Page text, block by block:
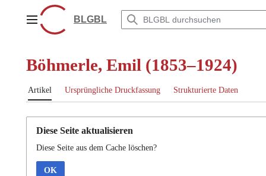
springenHauptmenüBLGBL
Böhmerle, Emil (1853–1924)
Artikel Ursprüngliche Druckfassung Strukturierte Daten
Diese Seite aktualisieren
Diese Seite aus dem Cache löschen?
OK